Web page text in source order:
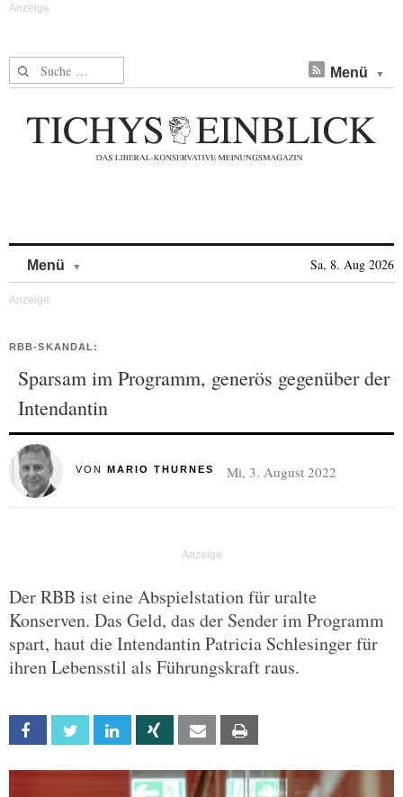
Suche nach: Menü
Menü Sa, 8. Aug 2026
RBB-SKANDAL:
Sparsam im Programm, generös gegenüber der
Intendantin
VON MARIO THURNES Mi, 3. August 2022
Der RBB ist eine Abspielstation für uralte
Konserven. Das Geld, das der Sender im Programm
spart, haut die Intendantin Patricia Schlesinger für
ihren Lebensstil als Führungskraft raus.
Facebook Twitter Linkedin Xing Email